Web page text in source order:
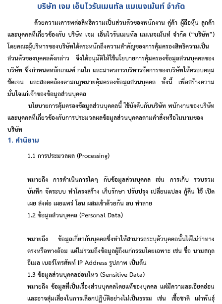
บริษัท เจม เอ็นไวรันเมนทัล แมเนจเม้นท์ จำกัด
ด้วยความเคารพต่อสิทธิความเป็นส่วนตัวของพนักงาน คู่ค้า ผู้ถือหุ้น ลูกค้า
และบุคคลที่เกี่ยวข้องกับ บริษัท เจม เอ็นไวรันเมนทัล แมเนจเม้นท์ จำกัด (“บริษัท”)
โดยคณะผู้บริหารของบริษัทได้ตระหนักถึงความสำคัญของการคุ้มครองสิทธิความเป็น
ส่วนตัวของบุคคลดังกล่าว จึงได้อนุมัติให้ใช้นโยบายการคุ้มครองข้อมูลส่วนบุคคลของ
บริษัท ซึ่งกำหนดหลักเกณฑ์ กลไก และมาตรการบริหารจัดการของบริษัทให้ครอบคลุม
ชัดเจน และสอดคล้องตามกฎหมายคุ้มครองข้อมูลส่วนบุคคล ทั้งนี้ เพื่อสร้างความ
มั่นใจแก่เจ้าของข้อมูลส่วนบุคคล
นโยบายการคุ้มครองข้อมูลส่วนบุคคลนี้ ใช้บังคับกับบริษัท พนักงานของบริษัท
และบุคคลที่เกี่ยวข้องกับการประมวลผลข้อมูลส่วนบุคคลตามคําสั่งหรือในนามของ
บริษัท
1. คำนิยาม
1.1 การประมวลผล (Processing)
หมายถึง การดําเนินการใดๆ กับข้อมูลส่วนบุคคล เช่น การเก็บ รวบรวม
บันทึก จัดระบบ ทําโครงสร้าง เก็บรักษา ปรับปรุง เปลี่ยนแปลง กู้คืน ใช้ เปิด
เผย ส่งต่อ เผยแพร่ โอน ผสมเข้าด้วยกัน ลบ ทําลาย
1.2ข้อมูลส่วนบุคคล (Personal Data)
หมายถึง ข้อมูลเกี่ยวกับบุคคลซึ่งทำให้สามารถระบุตัวบุคคลนั้นได้ไม่ว่าทาง
ตรงหรือทางอ้อม แต่ไม่รวมถึงข้อมูลผู้ถึงแก่กรรมโดยเฉพาะ เช่น ชื่อ นามสกุล
อีเมล เบอร์โทรศัพท์IP Addressรูปภาพ เป็นต้น
1.3ข้อมูลส่วนบุคคลอ่อนไหว (Sensitive Data)
หมายถึง ข้อมูลที่เป็นเรื่องส่วนบุคคลโดยแท้ของบุคคล แต่มีความละเอียดอ่อน
และอาจสุ่มเสี่ยงในการเลือกปฏิบัติอย่างไม่เป็นธรรม เช่น เชื้อชาติ เผ่าพันธุ์